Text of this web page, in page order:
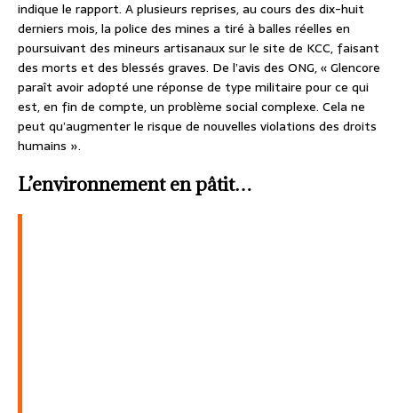
indique le rapport. A plusieurs reprises, au cours des dix-huit
derniers mois, la police des mines a tiré à balles réelles en
poursuivant des mineurs artisanaux sur le site de KCC, faisant
des morts et des blessés graves. De l’avis des ONG, « Glencore
paraît avoir adopté une réponse de type militaire pour ce qui
est, en fin de compte, un problème social complexe. Cela ne
peut qu’augmenter le risque de nouvelles violations des droits
humains ».
L’environnement en pâtit…